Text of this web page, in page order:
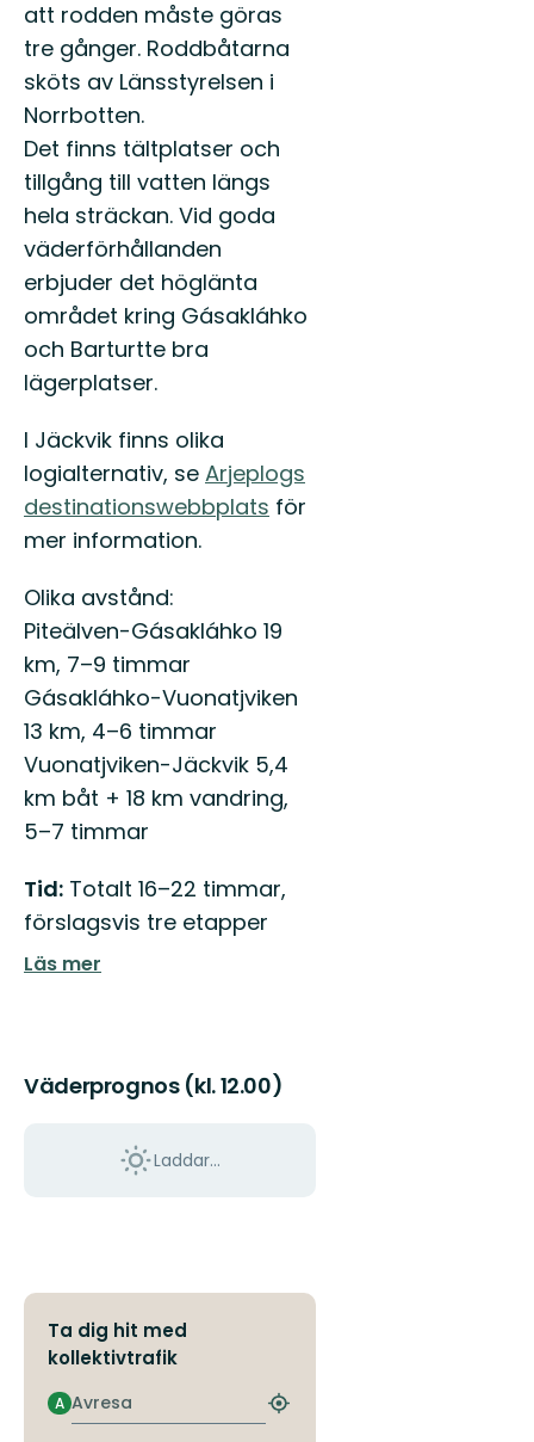
att rodden måste göras
tre gånger. Roddbåtarna
sköts av Länsstyrelsen i
Norrbotten.
Det finns tältplatser och
tillgång till vatten längs
hela sträckan. Vid goda
väderförhållanden
erbjuder det höglänta
området kring Gásakláhko
och Barturtte bra
lägerplatser.
I Jäckvik finns olika
logialternativ, se Arjeplogs
destinationswebbplats för
mer information.
Olika avstånd:
Piteälven-Gásakláhko 19
km, 7–9 timmar
Gásakláhko-Vuonatjviken
13 km, 4–6 timmar
Vuonatjviken-Jäckvik 5,4
km båt + 18 km vandring,
5–7 timmar
Tid: Totalt 16–22 timmar,
förslagsvis tre etapper
Läs mer
Väderprognos (kl. 12.00)
Laddar...
Ta dig hit med
kollektivtrafik
Avresa
A
Hitta